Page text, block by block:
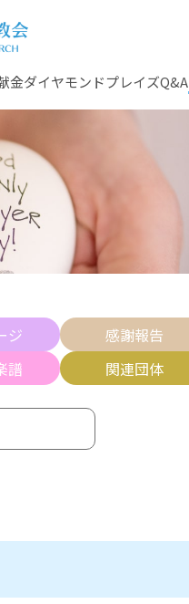
金ダイヤモンドプレイズQ&A
ジ 感謝報告
譜 関連団体